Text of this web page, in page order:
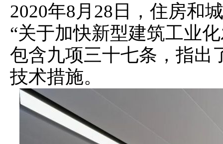
2020年8月28日，住房和
“关于加快新型建筑工业
包含九项三十七条，指出
技术措施。